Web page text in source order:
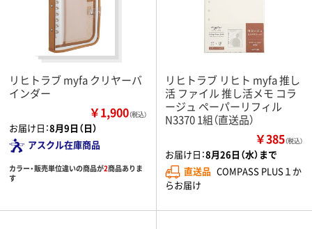
リヒトラブ myfa クリヤーバ
インダー
￥1,900（税込）
お届け日：8月9日（日）
アスクル在庫商品
カラー・販売単位違いの商品が2商品ありま
す
リヒトラブ リヒト myfa 推し
活 ファイル 推し活メモ コラ
ージュ ペーパーリフィル
N3370 1組（直送品）
￥385（税込）
お届け日：8月26日（水）まで
直送品 COMPASS PLUS１か
らお届け